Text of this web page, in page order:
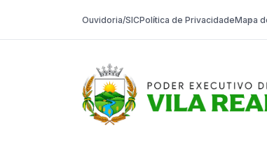
Ouvidoria/SICPolítica de PrivacidadeMapa